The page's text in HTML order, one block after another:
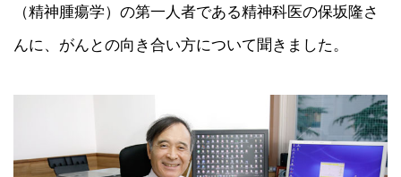
（精神腫瘍学）の第一人者である精神科医の保坂隆さ
んに、がんとの向き合い方について聞きました。